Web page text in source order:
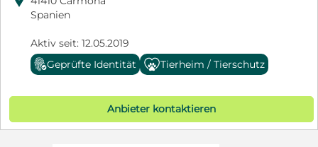
Spanien
Aktiv seit: 12.05.2019
Geprüfte Identität
Tierheim / Tierschutz
Anbieter kontaktieren